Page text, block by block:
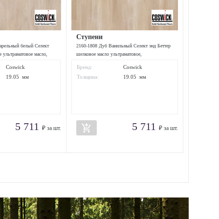
белый Селект
ультраматовое масло,
Coswick
19.05 мм
5 711 ₽ за шт.
Ступени
2160-1808 Дуб Ванильный Селект энд Беттер
шелковое масло ультраматовое,
Бренд:
Coswick
Толщина:
19.05 мм
add_shopping_cart 5 711 ₽ за шт.